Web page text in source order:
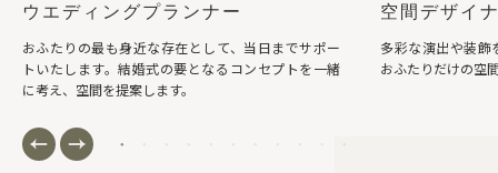
ウエディングプランナー
おふたりの最も身近な存在として、当日までサポー
トいたします。結婚式の要となるコンセプトを一緒
に考え、空間を提案します。
空間デザイ
多彩な演出や装飾
おふたりだけの空